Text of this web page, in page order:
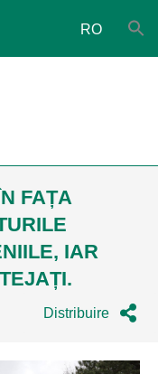
RO
FAȚA
IAR
Distribuire